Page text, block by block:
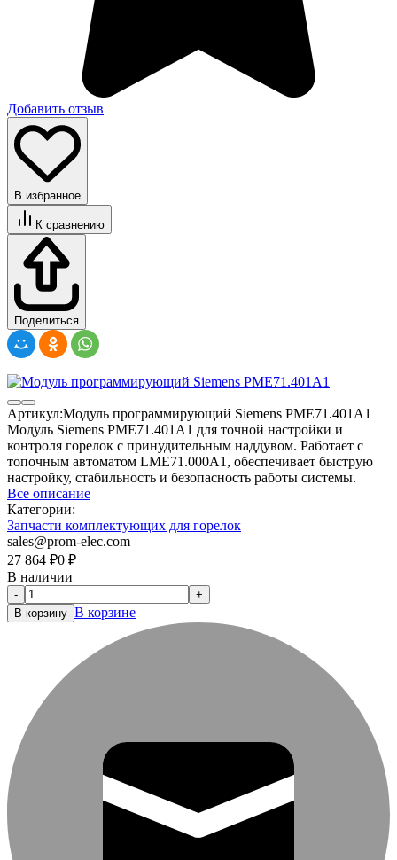
Добавить отзыв
В избранное
К сравнению
Поделиться
Артикул:Модуль программирующий Siemens PME71.401A1
Модуль Siemens PME71.401A1 для точной настройки и
контроля горелок с принудительным наддувом. Работает с
топочным автоматом LME71.000A1, обеспечивает быструю
настройку, стабильность и безопасность работы системы.
Все описание
Категории:
Запчасти комплектующих для горелок
sales@prom-elec.com
27 864 ₽0 ₽
В наличии
-
+
В корзину В корзине